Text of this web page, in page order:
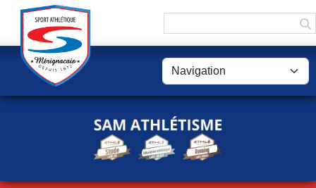
Panneau de gestion des cookies